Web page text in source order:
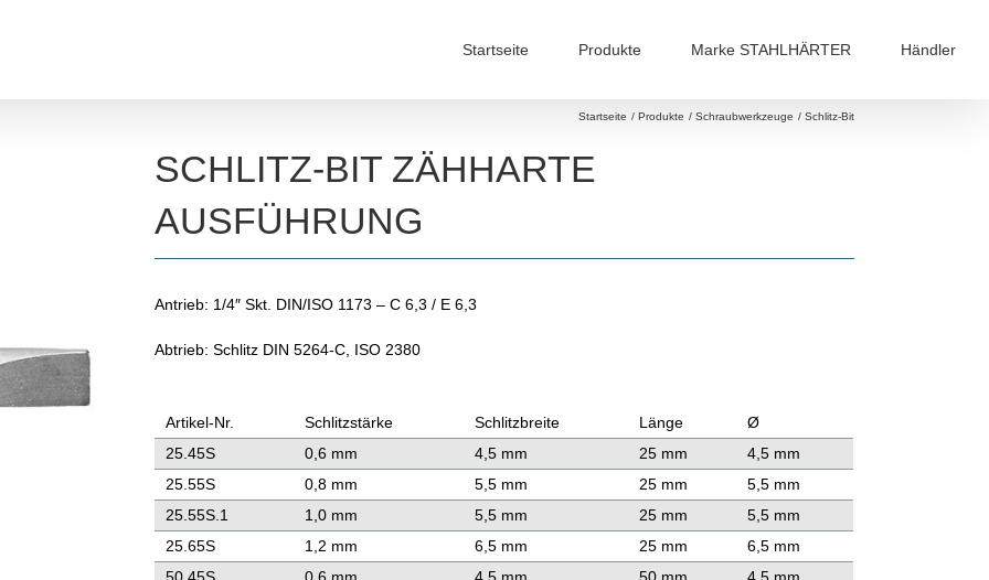
Startseite Produkte Marke STAHLHÄRTER Händler
Startseite Produkte Schraubwerkzeuge Schlitz-Bit
SCHLITZ-BIT ZÄHHARTE
AUSFÜHRUNG
Antrieb: 1/4″ Skt. DIN/ISO 1173 – C 6,3 / E 6,3
Abtrieb: Schlitz DIN 5264-C, ISO 2380
Artikel-Nr. Schlitzstärke Schlitzbreite Länge
Ø
25.45S
0,6 mm 4,5 mm 25 mm
4,5 mm
25.55S
0,8 mm 5,5 mm 25 mm
5,5 mm
25.55S.1
1,0 mm 5,5 mm 25 mm
5,5 mm
25.65S
1,2 mm 6,5 mm 25 mm
6,5 mm